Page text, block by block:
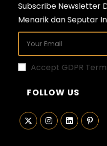
Subscribe Newsletter
Menarik dan Seputar
Accept GDPR
FOLLOW US